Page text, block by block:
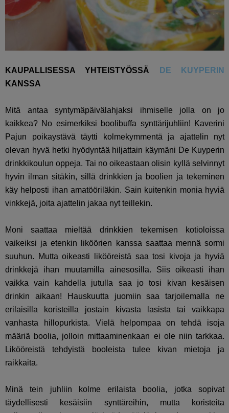
KAUPALLISESSA YHTEISTYÖSSÄ
DE KUYPERIN
KANSSA
Mitä antaa syntymäpäivälahjaksi ihmiselle jolla on jo
kaikkea? No esimerkiksi boolibuffa synttärijuhliin! Kaverini
Pajun poikaystävä täytti kolmekymmentä ja ajattelin nyt
olevan hyvä hetki hyödyntää hiljattain käymäni De Kuyperin
drinkkikoulun oppeja. Tai no oikeastaan olisin kyllä selvinnyt
hyvin ilman sitäkin, sillä drinkkien ja boolien ja tekeminen
käy helposti ihan amatööriläkin. Sain kuitenkin monia hyviä
vinkkejä, joita ajattelin jakaa nyt teillekin.
Moni saattaa mieltää drinkkien tekemisen kotioloissa
vaikeiksi ja etenkin liköörien kanssa saattaa mennä sormi
suuhun. Mutta oikeasti likööreistä saa tosi kivoja ja hyviä
drinkkejä ihan muutamilla ainesosilla. Siis oikeasti ihan
vaikka vain kahdella jutulla saa jo tosi kivan kesäisen
drinkin aikaan! Hauskuutta juomiin saa tarjoilemalla ne
erilaisilla koristeilla jostain kivasta lasista tai vaikkapa
vanhasta hillopurkista. Vielä helpompaa on tehdä isoja
määriä boolia, jolloin mittaaminenkaan ei ole niin tarkkaa.
Likööreistä tehdyistä booleista tulee kivan mietoja ja
raikkaita.
Minä tein juhliin kolme erilaista boolia, jotka sopivat
täydellisesti kesäisiin synttäreihin, mutta koristeita